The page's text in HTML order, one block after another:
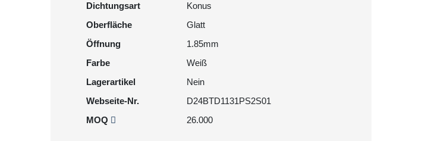
Dichtungsart
Konus
Oberfläche
Glatt
Öffnung
1.85mm
Farbe
Weiß
Lagerartikel
Nein
Webseite-Nr.
D24BTD1131PS2S01
MOQ
26.000